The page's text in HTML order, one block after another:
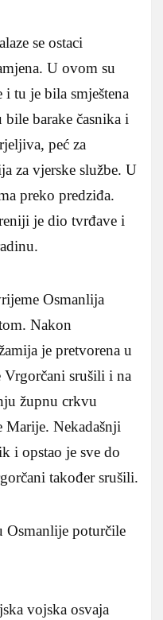
se ostaci
U ovom su
tu je bila smještena
barake časnika i
peć za
za vjerske službe. U
preko predziđa.
je dio tvrđave i
Osmanlija
Nakon
je pretvorena u
srušili i na
župnu crkvu
Marije. Nekadašnji
i opstao je sve do
također srušili.
poturčile
vojska osvaja